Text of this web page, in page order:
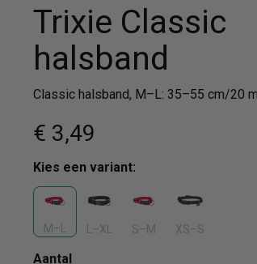
Vul hem met producten.
Trixie Classic
halsband
Classic halsband, M–L: 35–55 cm/20
€ 3,49
Kies een variant:
M–L L–XL S–M XS–S
Aantal